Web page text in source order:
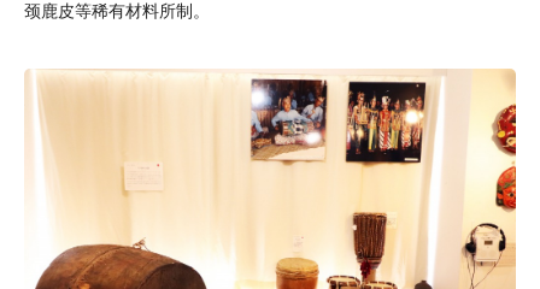
颈鹿皮等稀有材料所制。